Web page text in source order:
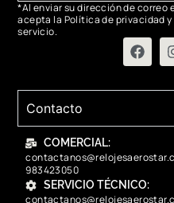
*Al enviar su dirección de
acepta la Política de privacidad y
servicio.
Contacto
COMERCIAL:
983423050
SERVICIO TÉCNICO: